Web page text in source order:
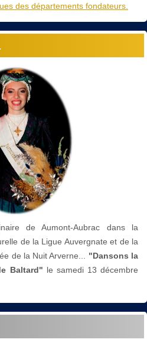
des départements fondateurs.
de Aumont-Aubrac dans la
de la Ligue Auvergnate et de la
de la Nuit Arverne...
"Dansons la
Baltard" le samedi 13 décembre